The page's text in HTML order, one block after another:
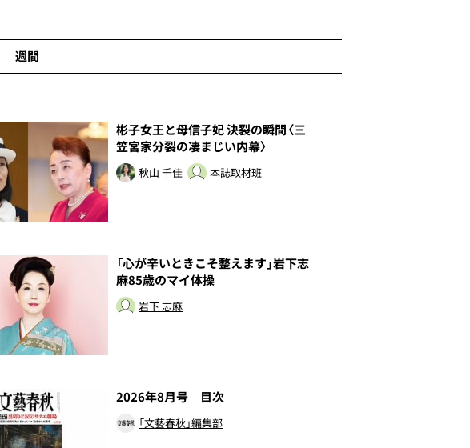
週間
彬子女王と母信子妃 決裂の瞬間〈三
笠宮家分裂の凄まじい内幕〉
秋山 千佳 本誌取材班
「心が辛いときこそ整えます」岩下志
麻85歳のマイ体操
岩下 志麻
2026年8月号 目次
「文藝春秋」編集部